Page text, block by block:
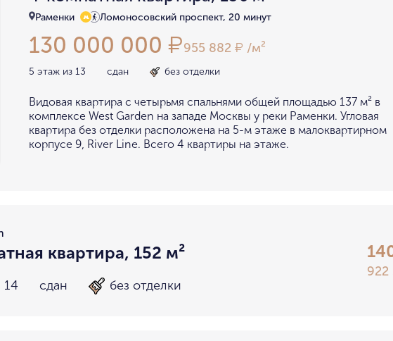
до 15 миллионов 15-30 миллионов
30-50 миллионов 50-70 миллионов
70-100 миллионов от 100 миллионов
в Долине реки Сетунь в Серебряном бору
внутри Садового Кольца
Раменки Ломоносовский проспект, 20 минут
130 000 000 ₽955 882 ₽ /м²
5 этаж из 13 сдан без отделки
Видовая квартира с четырьмя спальнями общей площадью 137 м² в
комплексе West Garden на западе Москвы у реки Раменки. Угловая
квартира без отделки расположена на 5-м этаже в малоквартирном
корпусе 9, River Line. Всего 4 квартиры на этаже.
квартира, 152 м²
14 сдан без отделки
922